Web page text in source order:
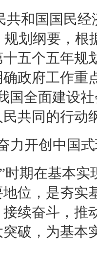
共和国国民
规划纲要，
五个五年规
政府工作重
国全面建设
共同的行动
力开创中国
时期在基本
地位，是夯实
续奋斗，推
破，为基本